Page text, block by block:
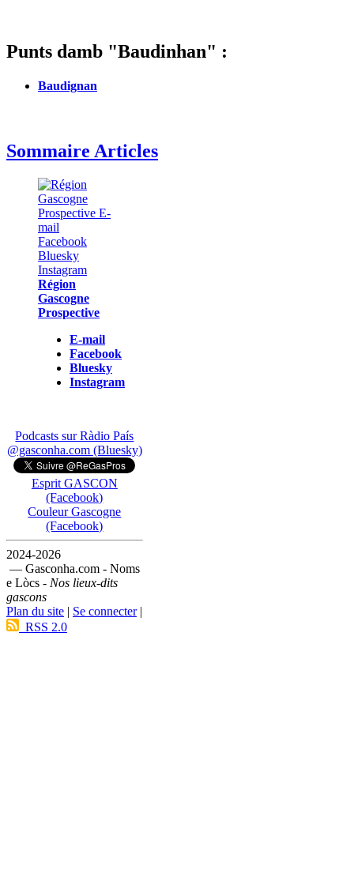
Punts damb "Baudinhan" :
Baudignan
Sommaire Articles
Région
Gascogne
Prospective
E-mail
Facebook
Bluesky
Instagram
Podcasts sur Ràdio País
@gasconha.com (Bluesky)
Esprit GASCON
(Facebook)
Couleur Gascogne
(Facebook)
2024-2026
— Gasconha.com - Noms
e Lòcs - Nos lieux-dits
gascons
Plan du site | Se connecter|
RSS 2.0